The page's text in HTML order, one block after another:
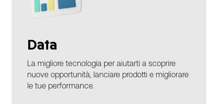
Data
La migliore tecnologia per aiutarti a scoprire
nuove opportunità, lanciare prodotti e migliorare
le tue performance.